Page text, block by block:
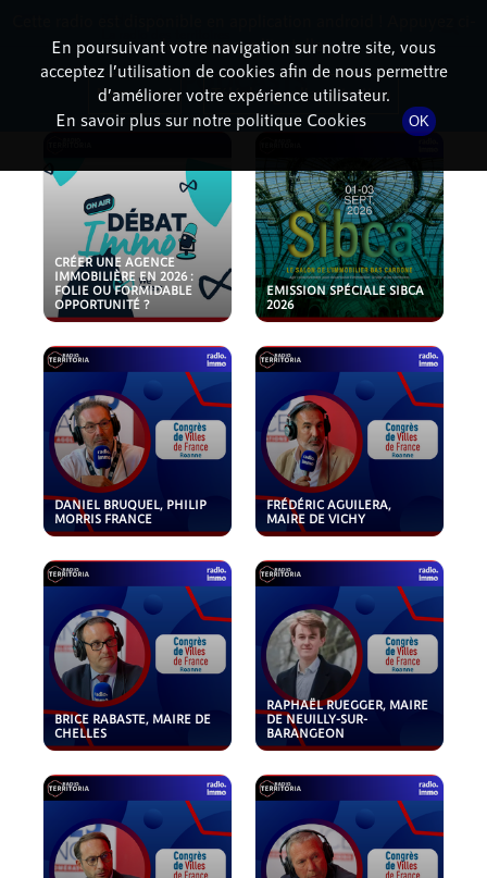
PODCASTS
CRÉER UNE AGENCE
IMMOBILIÈRE EN 2026 :
FOLIE OU FORMIDABLE
OPPORTUNITÉ ?
EMISSION SPÉCIALE SIBCA
2026
DANIEL BRUQUEL, PHILIP
MORRIS FRANCE
FRÉDÉRIC AGUILERA,
MAIRE DE VICHY
BRICE RABASTE, MAIRE DE
CHELLES
RAPHAËL RUEGGER, MAIRE
DE NEUILLY-SUR-
BARANGEON
En poursuivant votre navigation sur notre site, vous
acceptez l’utilisation de cookies afin de nous permettre
d’améliorer votre expérience utilisateur.
En savoir plus sur notre politique Cookies
OK
dessous pour l'installer.
Non merci Télécharger l'application